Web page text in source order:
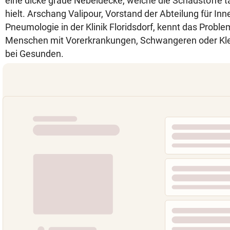
hielt. Arschang Valipour, Vorstand der Abteilung für
Pneumologie in der Klinik Floridsdorf, kennt das
Menschen mit Vorerkrankungen, Schwangeren oder
bei Gesunden.